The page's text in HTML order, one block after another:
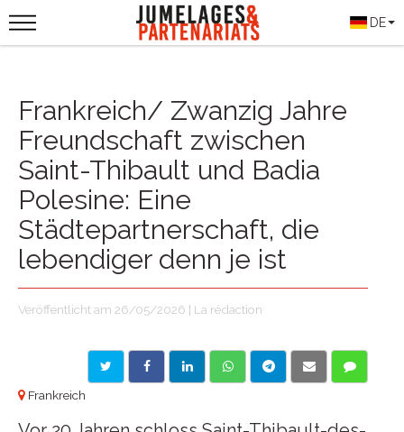
DE
Frankreich/ Zwanzig Jahre
Freundschaft zwischen
Saint-Thibault und Badia
Polesine: Eine
Städtepartnerschaft, die
lebendiger denn je ist
Veröffentlicht am 26/05/2026 | La rédaction
Frankreich